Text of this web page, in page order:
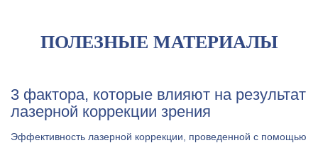
ПОЛЕЗНЫЕ МАТЕРИАЛЫ
3 фактора, которые влияют на результат
лазерной коррекции зрения
Эффективность лазерной коррекции, проведенной с помощью